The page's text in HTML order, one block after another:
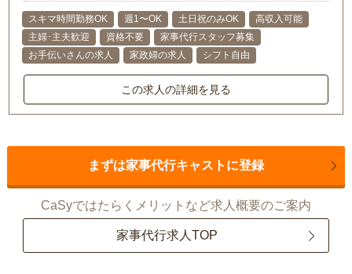
スキマ時間勤務OK 週1〜OK 土日祝のみOK
高収入可能
主婦･主夫歓迎
資格不要
家事代行スタッフ募集
お手伝いさんの求人
家政婦の求人 シフト自由
この求人の詳細を見る
まずは家事代行キャストに登録
CaSyではたらくメリットなど求人概要のご案内
家事代行求人TOP